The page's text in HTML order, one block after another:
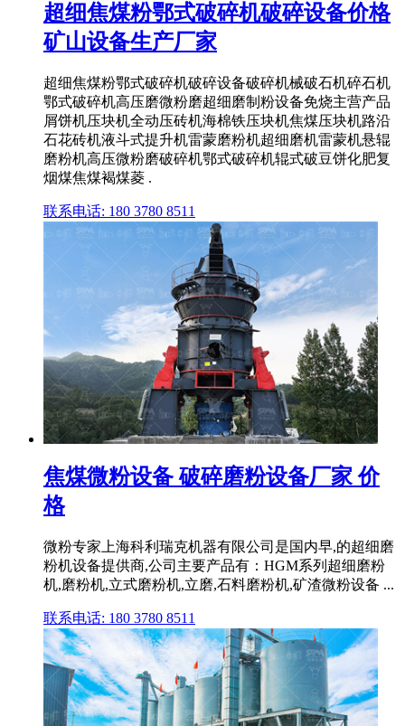
超细焦煤粉鄂式破碎机破碎设备价格
矿山设备生产厂家
超细焦煤粉鄂式破碎机破碎设备破碎机械破石机碎石机
鄂式破碎机高压磨微粉磨超细磨制粉设备免烧主营产品
屑饼机压块机全动压砖机海棉铁压块机焦煤压块机路沿
石花砖机液斗式提升机雷蒙磨粉机超细磨机雷蒙机悬辊
磨粉机高压微粉磨破碎机鄂式破碎机辊式破豆饼化肥复
烟煤焦煤褐煤菱 .
联系电话: 180 3780 8511
焦煤微粉设备 破碎磨粉设备厂家 价
格
微粉专家上海科利瑞克机器有限公司是国内早,的超细磨
粉机设备提供商,公司主要产品有：HGM系列超细磨粉
机,磨粉机,立式磨粉机,立磨,石料磨粉机,矿渣微粉设备 ...
联系电话: 180 3780 8511